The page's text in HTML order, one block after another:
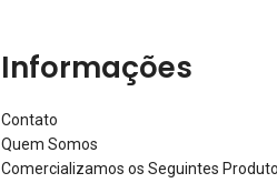
Informações
Contato
Quem Somos
Comercializamos os Seguintes